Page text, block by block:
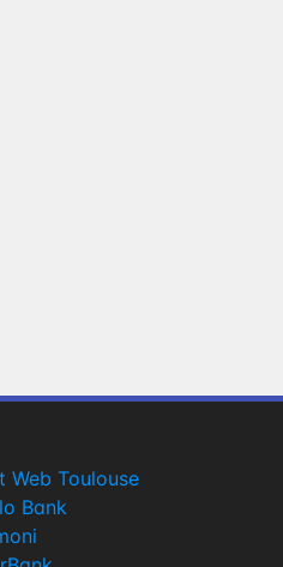
Web Toulouse
Bank